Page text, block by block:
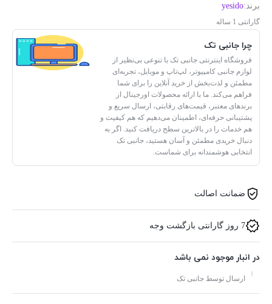
برند:yesido
گارانتی 1 ساله
چرا جانبی تک
فروشگاه اینترنتی جانبی تک با تنوعی بی‌نظیر از
لوازم جانبی کامپیوتر، لپ‌تاپ و موبایل، تجربه‌ای
مطمئن و لذت‌بخش از خرید آنلاین را برای شما
فراهم می‌کند. ما با ارائه محصولات اورجینال از
برندهای معتبر، قیمت‌های رقابتی، ارسال سریع و
پشتیبانی حرفه‌ای، اطمینان می‌دهیم که هم کیفیت و
هم خدمات را در بالاترین سطح دریافت کنید. اگر به
دنبال خریدی مطمئن و آسان هستید، جانبی تک
انتخابی هوشمندانه برای شماست.
ضمانت اصالت
7 روز گارانتی بازگشت وجه
در انبار موجود نمی باشد
ارسال توسط جانبی تک